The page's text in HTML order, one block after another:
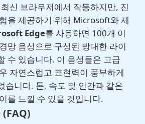
신 브라우저에서 작동하지만, 진
을 제공하기 위해 Microsoft와 제
Edge를 사용하면 100개 이
망 음성으로 구성된 방대한 라이
수 있습니다. 이 음성들은 고급
자연스럽고 표현력이 풍부하게
습니다. 톤, 속도 및 인간과 같은
를 느낄 수 있을 것입니다.
(FAQ)